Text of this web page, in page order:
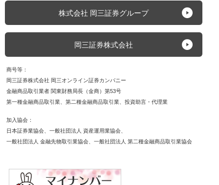
株式会社 岡三証券グループ
岡三証券株式会社
商号等
岡三証券株式会社 岡三オンライン証券カンパニー
金融商品取引業者 関東財務局長（金商）第53号
第一種金融商品取引業
第二種金融商品取引業 投資助言・代理業
加入協会
日本証券業協会
一般社団法人 資産運用業協会
一般社団法人 金融先物取引業協会
一般社団法人 第二種金融商品取引業協会